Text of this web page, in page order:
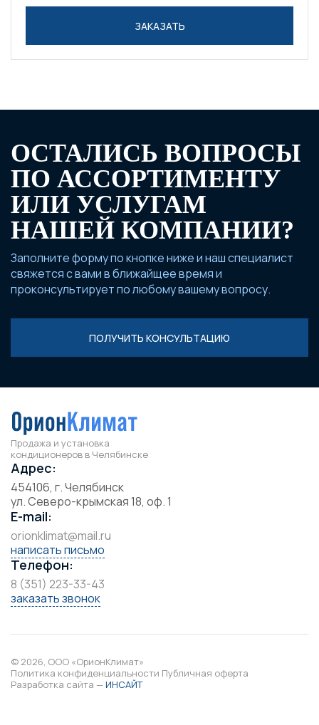
ЗАКАЗАТЬ
ОСТАЛИСЬ ВОПРОСЫ
ПО АССОРТИМЕНТУ
ИЛИ УСЛУГАМ
НАШЕЙ КОМПАНИИ?
Заполните форму по кнопке ниже и наш специалист
свяжется с вами в ближайщее время и
проконсультирует по любому вашему вопросу.
ПОЛУЧИТЬ КОНСУЛЬТАЦИЮ
Продажа и установка
кондиционеров в Челябинске
Адрес:
454106, г. Челябинск
ул. Северо-крымская 18, оф. 1
E-mail:
orionklimat@mail.ru
написать письмо
Телефон:
8 (351) 223-33-43
заказать звонок
© 2026, ООО «ОрионКлимат»
Политика конфиденциальности Публичная оферта
Разработка сайта — ИНСАЙТ